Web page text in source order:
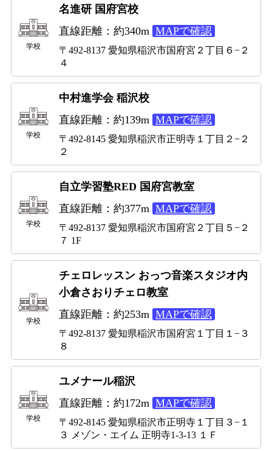
学校
名進研 国府宮校
直線距離：約340m MAPで確認
〒492-8137 愛知県稲沢市国府宮２丁目６−２
４
学校
中村進学会 稲沢校
直線距離：約139m MAPで確認
〒492-8145 愛知県稲沢市正明寺１丁目２−２
２
学校
自立学習塾RED 国府宮教室
直線距離：約377m MAPで確認
〒492-8137 愛知県稲沢市国府宮２丁目５−２
７ 1F
学校
チェロレッスン おっつ音楽スタジオ内
小倉さおりチェロ教室
直線距離：約253m MAPで確認
〒492-8137 愛知県稲沢市国府宮１丁目１−３
８
学校
ユメナール稲沢
直線距離：約172m MAPで確認
〒492-8145 愛知県稲沢市正明寺１丁目３−１
３ メゾン・エイム 正明寺1-3-13 １Ｆ